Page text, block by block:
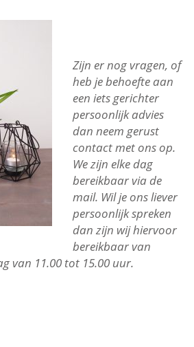
Zijn er nog vragen, of
heb je behoefte aan
een iets gerichter
persoonlijk advies
dan neem gerust
contact met ons op.
We zijn elke dag
bereikbaar via de
mail. Wil je ons liever
persoonlijk spreken
dan zijn wij hiervoor
bereikbaar van
van 11.00 tot 15.00 uur.